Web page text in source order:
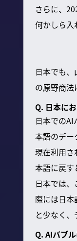
さらに、
何かしら入
日本でも
の原野商法
Q. 日本に
日本での
本語のデー
現在利用さ
本語に戻す
日本では
際には日
と少なく、
Q. AIバブ